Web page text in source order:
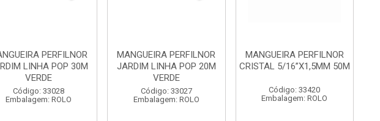
PERFILNOR
LINHA POP 30M
VERDE
Código: 33028
Embalagem: ROLO
MANGUEIRA PERFILNOR
JARDIM LINHA POP 20M
VERDE
Código: 33027
Embalagem: ROLO
MANGUEIRA PERFILNOR
CRISTAL 5/16”X1,5MM 50M
Código: 33420
Embalagem: ROLO